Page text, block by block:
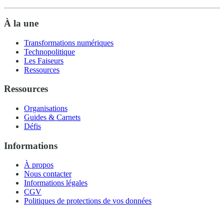
À la une
Transformations numériques
Technopolitique
Les Faiseurs
Ressources
Ressources
Organisations
Guides & Carnets
Défis
Informations
À propos
Nous contacter
Informations légales
CGV
Politiques de protections de vos données